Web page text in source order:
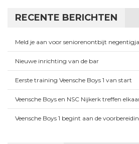
RECENTE BERICHTEN
Meld je aan voor seniorenontbijt
Nieuwe inrichting van de bar
Eerste training Veensche Boys 1 van start
Veensche Boys en NSC Nijkerk treffen
Veensche Boys 1 begint aan de